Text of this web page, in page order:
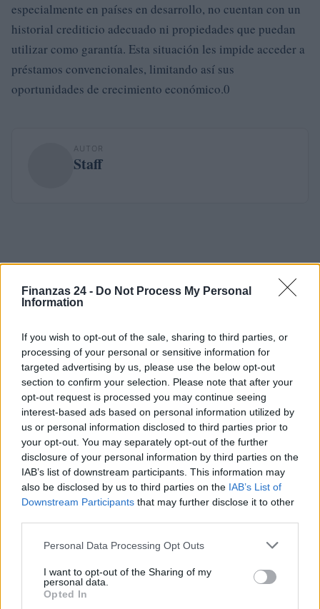
Finanzas 24 - Do Not Process My Personal
Information
If you wish to opt-out of the sale, sharing to third parties, or
processing of your personal or sensitive information for
targeted advertising by us, please use the below opt-out
section to confirm your selection. Please note that after your
opt-out request is processed you may continue seeing
interest-based ads based on personal information utilized by
us or personal information disclosed to third parties prior to
your opt-out. You may separately opt-out of the further
disclosure of your personal information by third parties on the
IAB’s list of downstream participants. This information may
also be disclosed by us to third parties on the IAB’s List of
Downstream Participants that may further disclose it to other
Please note that this website/app uses one or more Google
not limited to your visit or usage behaviour. You may click to
grant or deny consent to Google and its third-party tags to
use your data for below specified purposes in below Google
Personal Data Processing Opt Outs
I want to opt-out of the Sharing of my
personal data.
Opted In
especialmente en países en desarrollo, no cuentan con un
historial crediticio adecuado ni propiedades que puedan
utilizar como garantía. Esta situación les impide acceder a
préstamos convencionales, limitando así sus
oportunidades de crecimiento económico.0
AUTOR
Staff
NEWS